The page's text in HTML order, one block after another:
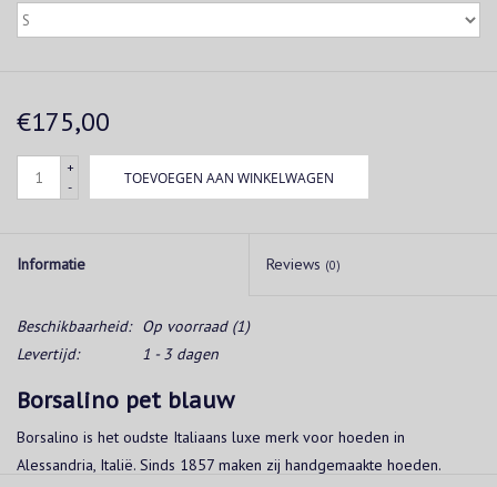
€175,00
+
-
TOEVOEGEN AAN WINKELWAGEN
Informatie Reviews (0)
Beschikbaarheid: Op voorraad(1)
Levertijd:
1 - 3 dagen
Borsalino pet blauw
Borsalino is het oudste Italiaans luxe merk voor hoeden in
Alessandria, Italië. Sinds 1857 maken zij handgemaakte hoeden.